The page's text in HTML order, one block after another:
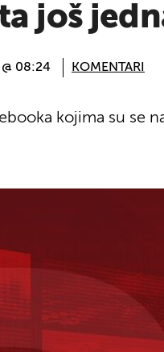
još
08:24 KOMENTARI
kojima su se